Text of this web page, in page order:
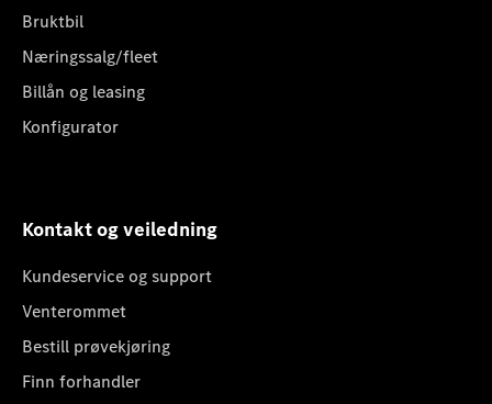
Bruktbil
Næringssalg/fleet
Billån og leasing
Konfigurator
Kontakt og veiledning
Kundeservice og support
Venterommet
Bestill prøvekjøring
Finn forhandler